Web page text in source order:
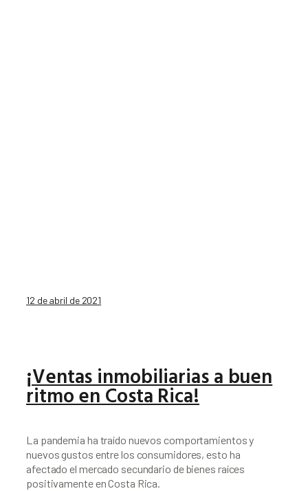
12 de abril de 2021
¡Ventas inmobiliarias a buen
ritmo en Costa Rica!
La pandemia ha traído nuevos comportamientos y
nuevos gustos entre los consumidores, esto ha
afectado el mercado secundario de bienes raíces
positivamente en Costa Rica.